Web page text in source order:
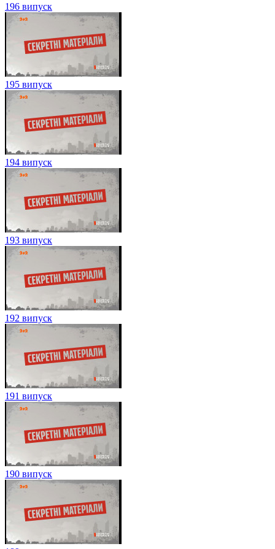
196 випуск
195 випуск
194 випуск
193 випуск
192 випуск
191 випуск
190 випуск